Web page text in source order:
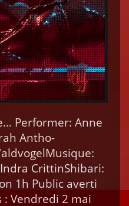
Per­former: Anne
Antho­
Crit­tinShibari:
1h Pub­lic aver­ti
Ven­dre­di 2 mai